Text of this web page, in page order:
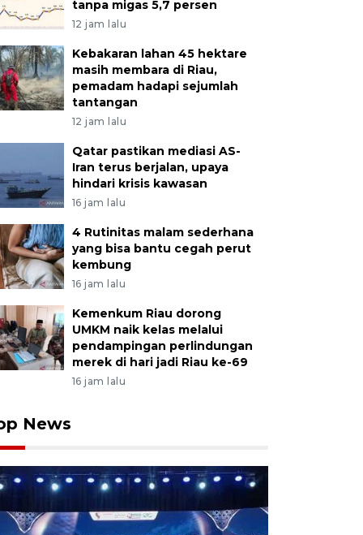
tanpa migas 5,7 persen
12 jam lalu
Kebakaran lahan 45 hektare
masih membara di Riau,
pemadam hadapi sejumlah
tantangan
12 jam lalu
Qatar pastikan mediasi AS-
Iran terus berjalan, upaya
hindari krisis kawasan
16 jam lalu
4 Rutinitas malam sederhana
yang bisa bantu cegah perut
kembung
16 jam lalu
Kemenkum Riau dorong
UMKM naik kelas melalui
pendampingan perlindungan
merek di hari jadi Riau ke-69
16 jam lalu
News